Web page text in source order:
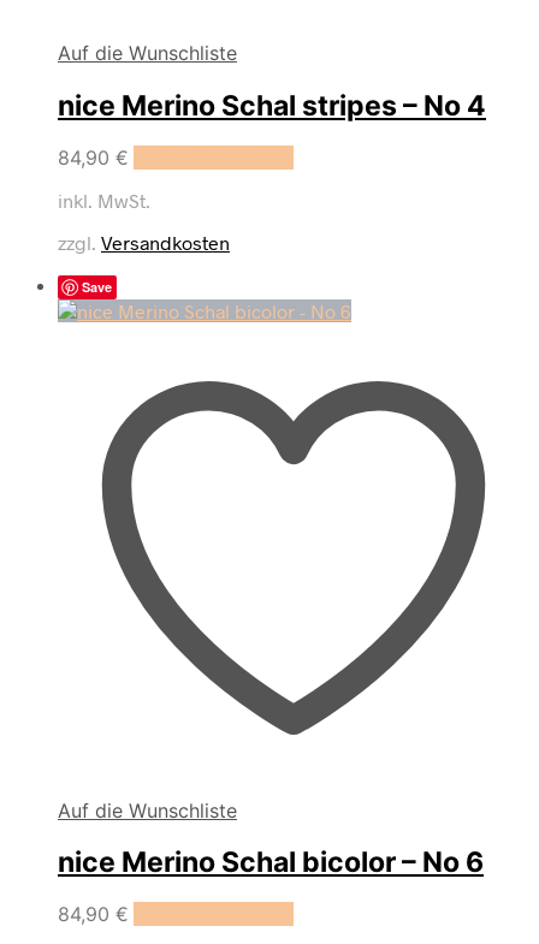
Auf die Wunschliste
nice Merino Schal stripes – No 4
84,90 €
inkl. MwSt.
zzgl. Versandkosten
Save
Auf die Wunschliste
nice Merino Schal bicolor – No 6
84,90 €